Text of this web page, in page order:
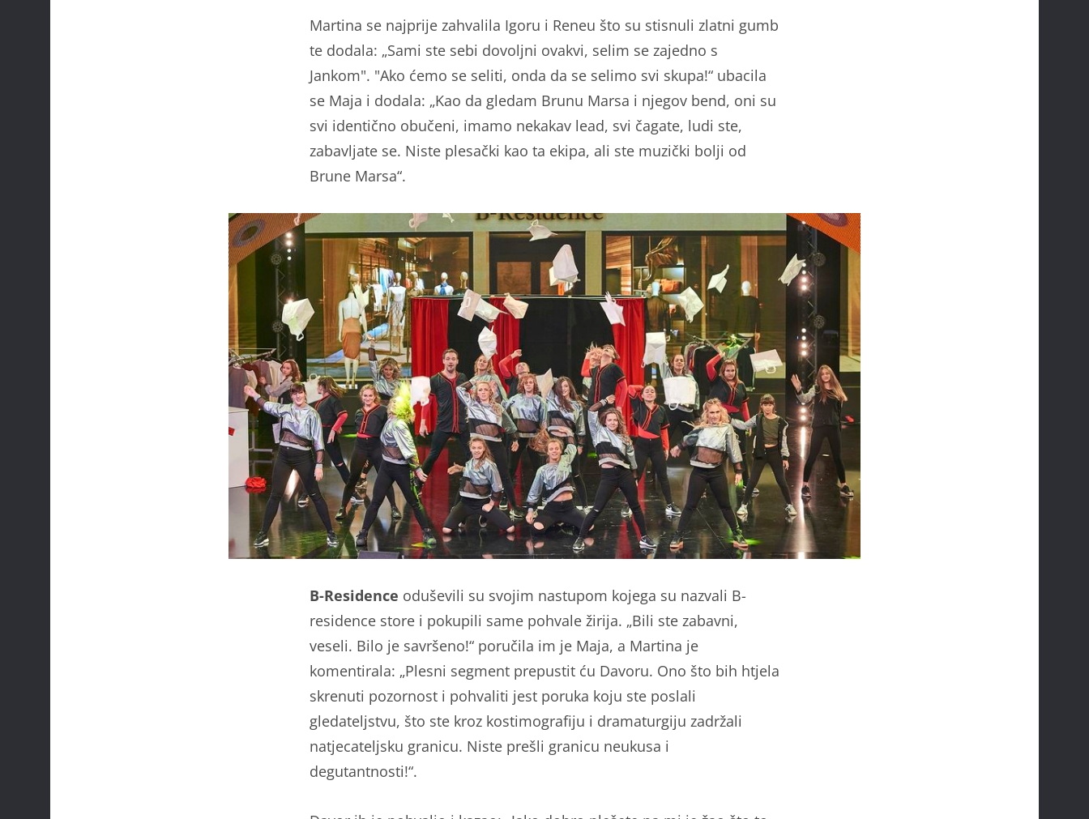
Martina se najprije zahvalila Igoru i Reneu što su stisnuli zlatni gumb
te dodala: „Sami ste sebi dovoljni ovakvi, selim se zajedno s
Jankom". "Ako ćemo se seliti, onda da se selimo svi skupa!“ ubacila
se Maja i dodala: „Kao da gledam Brunu Marsa i njegov bend, oni su
svi identično obučeni, imamo nekakav lead, svi čagate, ludi ste,
zabavljate se. Niste plesački kao ta ekipa, ali ste muzički bolji od
Brune Marsa“.
B-Residence oduševili su svojim nastupom kojega su nazvali B-
residence store i pokupili same pohvale žirija. „Bili ste zabavni,
veseli. Bilo je savršeno!“ poručila im je Maja, a Martina je
komentirala: „Plesni segment prepustit ću Davoru. Ono što bih htjela
skrenuti pozornost i pohvaliti jest poruka koju ste poslali
gledateljstvu, što ste kroz kostimografiju i dramaturgiju zadržali
natjecateljsku granicu. Niste prešli granicu neukusa i
degutantnosti!“.